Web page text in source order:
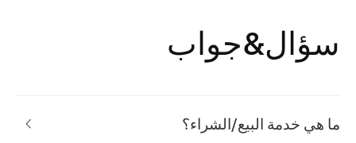
سؤال&جواب
ما هي خدمة البيع/الشراء؟